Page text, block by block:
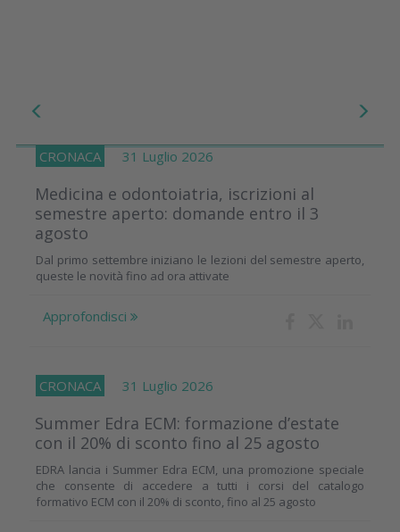
CRONACA 31 Luglio 2026
Medicina e odontoiatria, iscrizioni al
semestre aperto: domande entro il 3
agosto
Dal primo settembre iniziano le lezioni del semestre aperto,
queste le novità fino ad ora attivate
Approfondisci
CRONACA 31 Luglio 2026
Summer Edra ECM: formazione d’estate
con il 20% di sconto fino al 25 agosto
EDRA lancia i Summer Edra ECM, una promozione speciale
che consente di accedere a tutti i corsi del catalogo
formativo ECM con il 20% di sconto, fino al 25 agosto